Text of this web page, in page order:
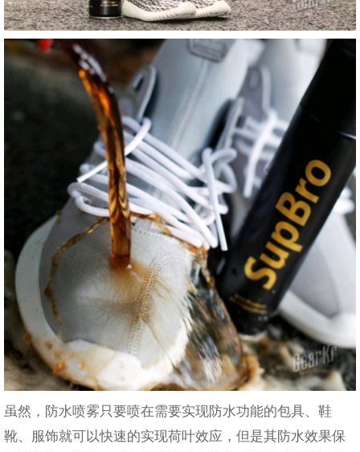
虽然，防水喷雾只要喷在需要实现防水功能的包具、鞋
靴、服饰就可以快速的实现荷叶效应，但是其防水效果保